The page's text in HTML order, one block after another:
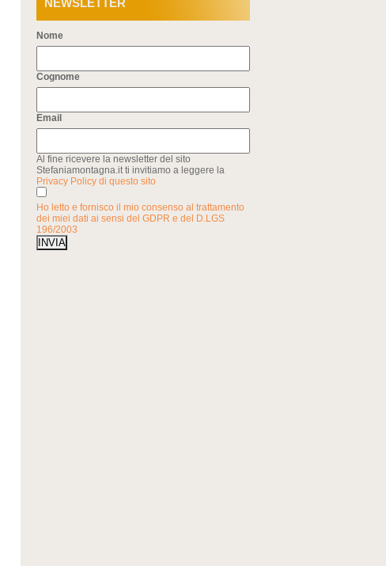
NEWSLETTER
Nome
Cognome
Email
Al fine ricevere la newsletter del sito
Stefaniamontagna.it ti invitiamo a leggere la
Privacy Policy di questo sito
Ho letto e fornisco il mio consenso al trattamento
dei miei dati ai sensi del GDPR e del D.LGS
196/2003